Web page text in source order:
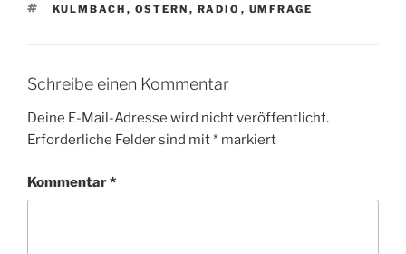
SCHLAGWÖRTER
KULMBACH , OSTERN , RADIO , UMFRAGE
Schreibe einen Kommentar
Deine E-Mail-Adresse wird nicht veröffentlicht.
Erforderliche Felder sind mit* markiert
Kommentar*